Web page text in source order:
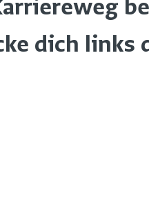
dich links